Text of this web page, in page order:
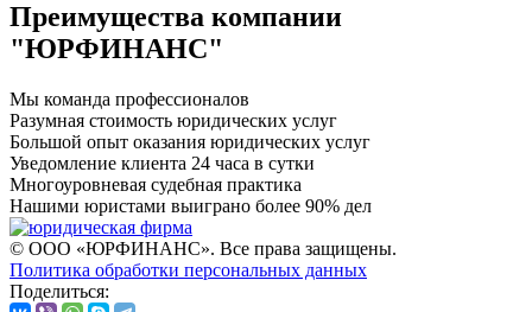
Преимущества компании
"ЮРФИНАНС"
Мы команда профессионалов
Разумная стоимость юридических услуг
Большой опыт оказания юридических услуг
Уведомление клиента 24 часа в сутки
Многоуровневая судебная практика
Нашими юристами выиграно более 90% дел
© ООО «ЮРФИНАНС». Все права защищены.
Политика обработки персональных данных
Поделиться: